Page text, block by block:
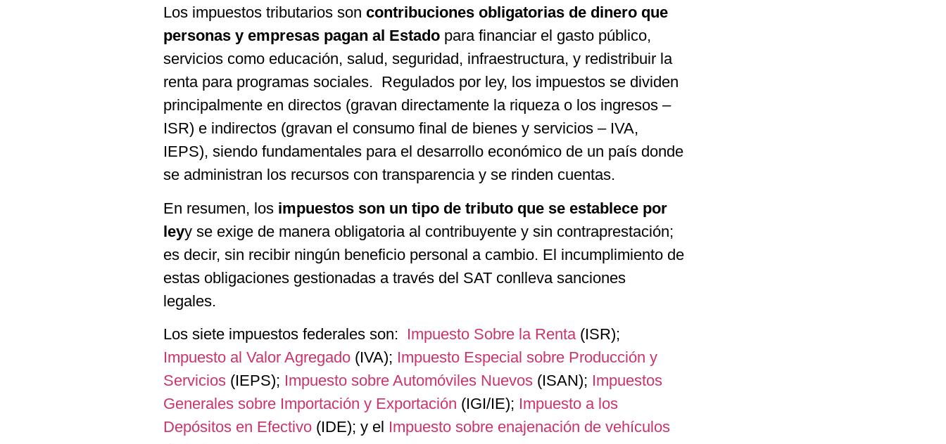
Los impuestos tributarios son contribuciones obligatorias de dinero que
personas y empresas pagan al Estado para financiar el gasto público,
servicios como educación, salud, seguridad, infraestructura, y redistribuir la
renta para programas sociales. Regulados por ley, los impuestos se dividen
principalmente en directos (gravan directamente la riqueza o los ingresos –
ISR) e indirectos (gravan el consumo final de bienes y servicios – IVA,
IEPS), siendo fundamentales para el desarrollo económico de un país donde
se administran los recursos con transparencia y se rinden cuentas.
En resumen, los impuestos son un tipo de tributo que se establece por
leyy se exige de manera obligatoria al contribuyente y sin contraprestación;
es decir, sin recibir ningún beneficio personal a cambio. El incumplimiento de
estas obligaciones gestionadas a través del SAT conlleva sanciones
legales.
Los siete impuestos federales son: Impuesto Sobre la Renta(ISR);
Impuesto al Valor Agregado (IVA); Impuesto Especial sobre Producción y
Servicios (IEPS); Impuesto sobre Automóviles Nuevos (ISAN); Impuestos
Generales sobre Importación y Exportación (IGI/IE); Impuesto a los
Depósitos en Efectivo (IDE); y el Impuesto sobre enajenación de vehículos